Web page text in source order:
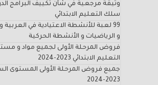
وثيقة مرجعية في شأن تكييف البرامج
سلك التعليم الابتدائي
99 لعبة للأنشطة الاعتيادية في العربية
و الرياضيات و الأنشطة الحركية
فروض المرحلة الأولى لجميع مواد و
التعليم الابتدائي 2023-2024
جميع فروض المرحلة الأولى المستوى
2023-2024